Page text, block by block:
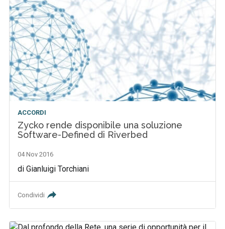
ACCORDI
Zycko rende disponibile una soluzione
Software-Defined di Riverbed
04 Nov 2016
di Gianluigi Torchiani
Condividi